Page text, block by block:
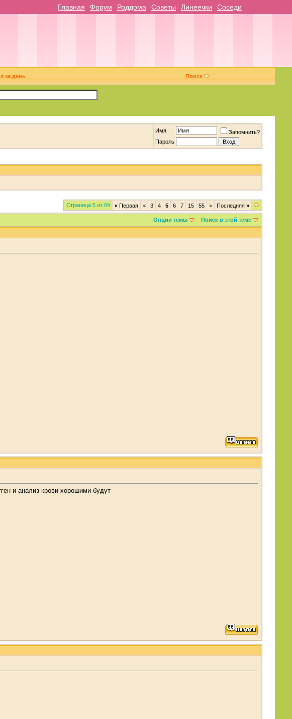
Главная Форум Роддома Советы Линеечки Соседи
за день Поиск
Имя
Запомнить?
Пароль
Страница 5 из 84 «Первая < 3 4 5 6 7 15 55 > Последняя »
Опции темы Поиск в этой теме
и анализ крови хорошими будут